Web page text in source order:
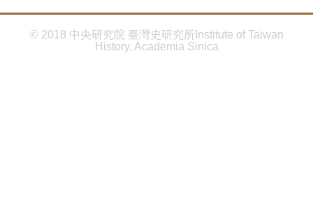
© 2018 中央研究院 臺灣史研究所Institute of Taiwan
History, Academia Sinica